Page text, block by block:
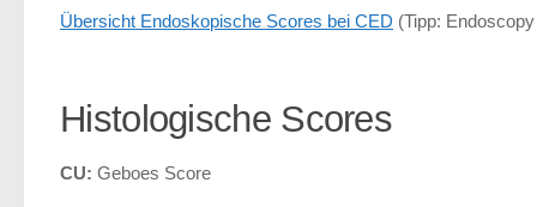
Übersicht Endoskopische Scores bei CED (Tipp:
Histologische Scores
CU: Geboes Score